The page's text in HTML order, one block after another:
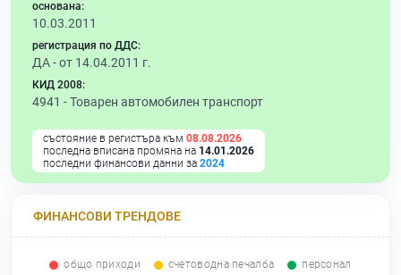
основана:
10.03.2011
регистрация по ДДС:
ДА - от 14.04.2011 г.
КИД 2008:
4941 -Товарен автомобилен транспорт
състояние в регистъра към 08.08.2026
последна вписана промяна на 14.01.2026
последни финансови данни за 2024
ФИНАНСОВИ ТРЕНДОВЕ
общо приходи счетоводна печалба персонал